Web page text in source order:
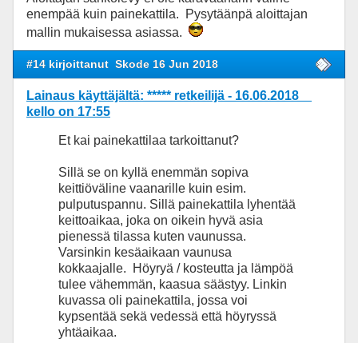
enempää kuin painekattila. Pysytäänpä aloittajan
mallin mukaisessa asiassa.
#14 kirjoittanut Skode 16 Jun 2018
Lainaus käyttäjältä: ***** retkeilijä - 16.06.2018
kello on 17:55
Et kai painekattilaa tarkoittanut?
Sillä se on kyllä enemmän sopiva
keittiöväline vaanarille kuin esim.
pulputuspannu. Sillä painekattila lyhentää
keittoaikaa, joka on oikein hyvä asia
pienessä tilassa kuten vaunussa.
Varsinkin kesäaikaan vaunusa
kokkaajalle. Höyryä / kosteutta ja lämpöä
tulee vähemmän, kaasua säästyy. Linkin
kuvassa oli painekattila, jossa voi
kypsentää sekä vedessä että höyryssä
yhtäaikaa.